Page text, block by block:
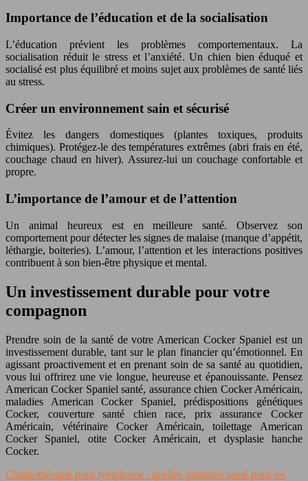
Importance de l’éducation et de la socialisation
L’éducation prévient les problèmes comportementaux. La
socialisation réduit le stress et l’anxiété. Un chien bien éduqué et
socialisé est plus équilibré et moins sujet aux problèmes de santé liés
au stress.
Créer un environnement sain et sécurisé
Évitez les dangers domestiques (plantes toxiques, produits
chimiques). Protégez-le des températures extrêmes (abri frais en été,
couchage chaud en hiver). Assurez-lui un couchage confortable et
propre.
L’importance de l’amour et de l’attention
Un animal heureux est en meilleure santé. Observez son
comportement pour détecter les signes de malaise (manque d’appétit,
léthargie, boiteries). L’amour, l’attention et les interactions positives
contribuent à son bien-être physique et mental.
Un investissement durable pour votre
compagnon
Prendre soin de la santé de votre American Cocker Spaniel est un
investissement durable, tant sur le plan financier qu’émotionnel. En
agissant proactivement et en prenant soin de sa santé au quotidien,
vous lui offrirez une vie longue, heureuse et épanouissante. Pensez
American Cocker Spaniel santé, assurance chien Cocker Américain,
maladies American Cocker Spaniel, prédispositions génétiques
Cocker, couverture santé chien race, prix assurance Cocker
Américain, vétérinaire Cocker Américain, toilettage American
Cocker Spaniel, otite Cocker Américain, et dysplasie hanche
Cocker.
Chimiothérapie pour lymphome : quelles garanties santé pour les